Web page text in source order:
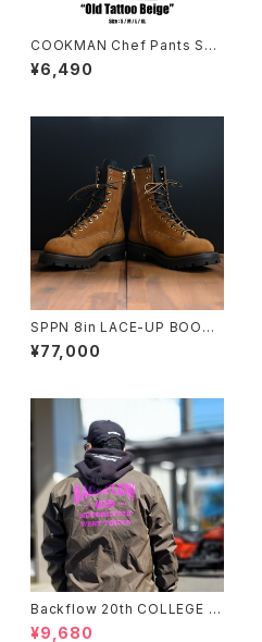
COOKMAN Chef Pants Sho
rt Old Tattoo Beige
¥6,490
SPPN 8in LACE-UP BOOTS
TOBACCO ROUGHOUT
¥77,000
Backflow 20th COLLEGE C
OACH JACKET
¥9,680